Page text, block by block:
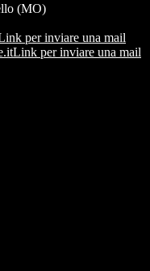
(MO)
per inviare una mail
Link per inviare una mail